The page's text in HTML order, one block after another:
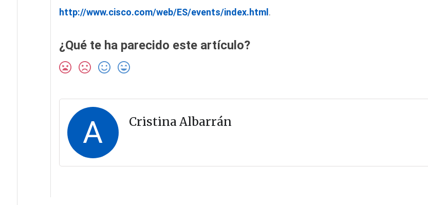
http://www.cisco.com/web/ES/events/index.html.
¿Qué te ha parecido este artículo?
A Cristina Albarrán